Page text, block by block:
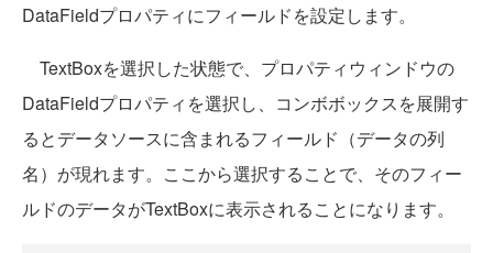
DataFieldプロパティにフィールドを設定します。
TextBoxを選択した状態で、プロパティウィンドウの
DataFieldプロパティを選択し、コンボボックスを展開す
るとデータソースに含まれるフィールド（データの列
名）が現れます。ここから選択することで、そのフィー
ルドのデータがTextBoxに表示されることになります。